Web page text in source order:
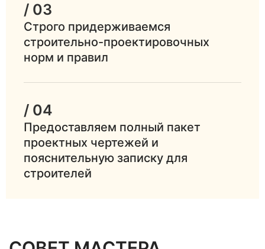
/ 03
Строго придерживаемся
строительно-проектировочных
норм и правил
/ 04
Предоставляем полный пакет
проектных чертежей и
пояснительную записку для
строителей